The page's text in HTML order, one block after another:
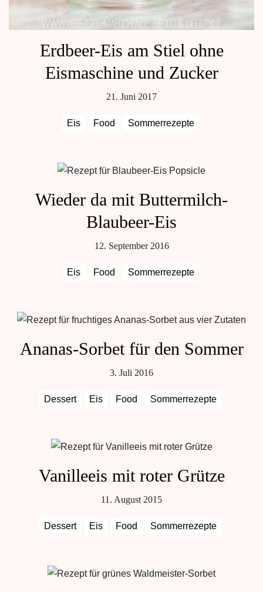
Erdbeer-Eis am Stiel ohne
Eismaschine und Zucker
21. Juni 2017
Eis Food Sommerrezepte
Wieder da mit Buttermilch-
Blaubeer-Eis
12. September 2016
Eis Food Sommerrezepte
Ananas-Sorbet für den Sommer
3. Juli 2016
Dessert Eis Food Sommerrezepte
Vanilleeis mit roter Grütze
11. August 2015
Dessert Eis Food Sommerrezepte